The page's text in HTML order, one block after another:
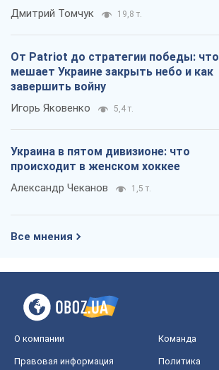
Дмитрий Томчук 19,8 т.
От Patriot до стратегии победы: что
мешает Украине закрыть небо и как
завершить войну
Игорь Яковенко 5,4 т.
Украина в пятом дивизионе: что
происходит в женском хоккее
Александр Чеканов 1,5 т.
Все мнения
О компании Команда
Правовая информация
Политика